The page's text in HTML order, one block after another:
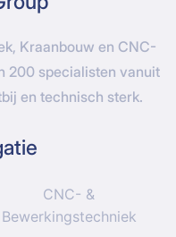
Kraanbouw en CNC-
200 specialisten vanuit
en technisch sterk.
CNC- &
Bewerkingstechniek